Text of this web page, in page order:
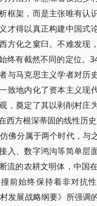
框架，而是主张唯有认
才得以真正构建中国式
方化之窠臼。不难发现
终有截然不同的定位。
与马克思主义学者对历
致地内化了资本主义现
，奠定了其以剥削村庄
西方根深蒂固的线性历
仿佛分属于两个时代，与
入、数字鸿沟等简单层
流的农耕文明体，中国
前始终保持着非对抗性
发展战略纲要》所强调